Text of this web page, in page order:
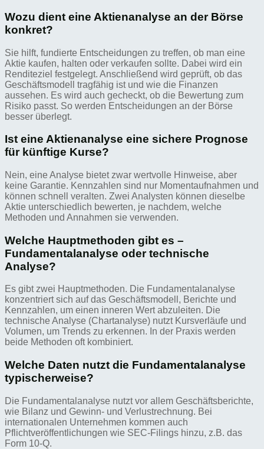
Wozu dient eine Aktienanalyse an der Börse
konkret?
Sie hilft, fundierte Entscheidungen zu treffen, ob man eine
Aktie kaufen, halten oder verkaufen sollte. Dabei wird ein
Renditeziel festgelegt. Anschließend wird geprüft, ob das
Geschäftsmodell tragfähig ist und wie die Finanzen
aussehen. Es wird auch gecheckt, ob die Bewertung zum
Risiko passt. So werden Entscheidungen an der Börse
besser überlegt.
Ist eine Aktienanalyse eine sichere Prognose
für künftige Kurse?
Nein, eine Analyse bietet zwar wertvolle Hinweise, aber
keine Garantie. Kennzahlen sind nur Momentaufnahmen und
können schnell veralten. Zwei Analysten können dieselbe
Aktie unterschiedlich bewerten, je nachdem, welche
Methoden und Annahmen sie verwenden.
Welche Hauptmethoden gibt es –
Fundamentalanalyse oder technische
Analyse?
Es gibt zwei Hauptmethoden. Die Fundamentalanalyse
konzentriert sich auf das Geschäftsmodell, Berichte und
Kennzahlen, um einen inneren Wert abzuleiten. Die
technische Analyse (Chartanalyse) nutzt Kursverläufe und
Volumen, um Trends zu erkennen. In der Praxis werden
beide Methoden oft kombiniert.
Welche Daten nutzt die Fundamentalanalyse
typischerweise?
Die Fundamentalanalyse nutzt vor allem Geschäftsberichte,
wie Bilanz und Gewinn- und Verlustrechnung. Bei
internationalen Unternehmen kommen auch
Pflichtveröffentlichungen wie SEC-Filings hinzu, z.B. das
Form 10‑Q.